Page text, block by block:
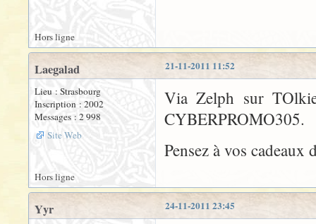
Hors ligne
21-11-2011 11:52
Laegalad
Lieu : Strasbourg
Inscription : 2002
Messages : 2 998
Site Web
Via Zelph sur
CYBERPROMO305.
Pensez à vos cadeaux
Hors ligne
24-11-2011 23:45
Yyr